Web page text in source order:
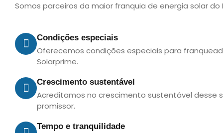
Somos parceiros da maior franquia de energia solar do
Condições especiais
Oferecemos condições especiais para
Solarprime.
Crescimento sustentável
Acreditamos no crescimento sustentável desse
promissor.
Tempo e tranquilidade